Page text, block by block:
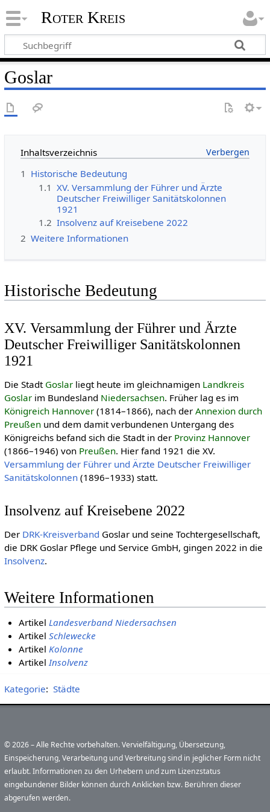
Roter Kreis
Goslar
Inhaltsverzeichnis
1 Historische Bedeutung
1.1 XV. Versammlung der Führer und Ärzte
Deutscher Freiwilliger Sanitätskolonnen
1921
1.2 Insolvenz auf Kreisebene 2022
2 Weitere Informationen
Historische Bedeutung
XV. Versammlung der Führer und Ärzte
Deutscher Freiwilliger Sanitätskolonnen
1921
Die Stadt Goslarliegt heute im gleichnamigen Landkreis
Goslarim Bundesland Niedersachsen. Früher lag es im
Königreich Hannover(1814–1866), nach der Annexion durch
Preußenund dem damit verbundenen Untergang des
Königreichs befand sich die Stadt in der Provinz Hannover
(1866–1946) von Preußen. Hier fand 1921 die XV.
Versammlung der Führer und Ärzte Deutscher Freiwilliger
Sanitätskolonnen(1896–1933) statt.
Insolvenz auf Kreisebene 2022
Der DRK-Kreisverband Goslar und seine Tochtergesellschaft,
die DRK Goslar Pflege und Service GmbH, gingen 2022 in die
Insolvenz.
Weitere Informationen
ArtikelLandesverband Niedersachsen
ArtikelSchlewecke
ArtikelKolonne
ArtikelInsolvenz
Kategorie: Städte
© 2026 – Alle Rechte vorbehalten. Vervielfältigung, Übersetzung,
Einspeicherung, Verarbeitung und Verbreitung sind in jeglicher Form nicht
erlaubt. Informationen zu den Urhebern und zum Lizenzstatus
eingebundener Bilder können durch Anklicken bzw. Berühren dieser
abgerufen werden.